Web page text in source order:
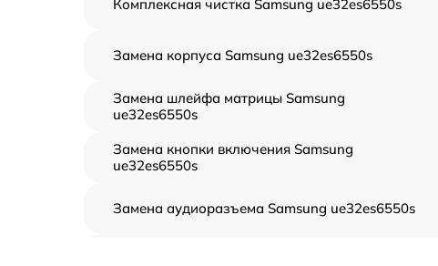
Комплексная чистка Samsung ue32es6550s
Замена корпуса Samsung ue32es6550s
Замена шлейфа матрицы Samsung
ue32es6550s
Замена кнопки включения Samsung
ue32es6550s
Замена аудиоразъема Samsung ue32es6550s